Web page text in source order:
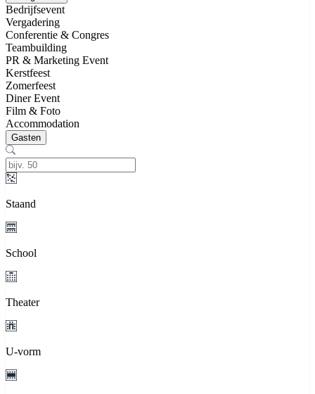
Bedrijfsevent
Vergadering
Conferentie & Congres
Teambuilding
PR & Marketing Event
Kerstfeest
Zomerfeest
Diner Event
Film & Foto
Accommodation
Gasten
Staand
School
Theater
U-vorm